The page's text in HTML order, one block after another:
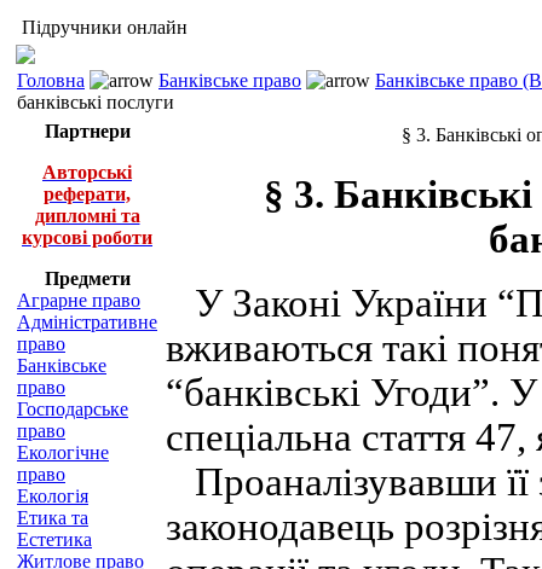
Підручники онлайн
Головна Банківське право
Банківське право
банківські послуги
Партнери
Авторські
реферати,
дипломні та
курсові роботи
Предмети
Аграрне право
Адміністративне
право
Банківське
право
Господарське
право
Екологічне
право
Екологія
Етика та
Естетика
Житлове право
§ 3. Банківські
§ 3.
У Законі України
вживаються такі
“банківські Угоди”.
спеціальна стаття 47,
Проаналізувавши
законодавець